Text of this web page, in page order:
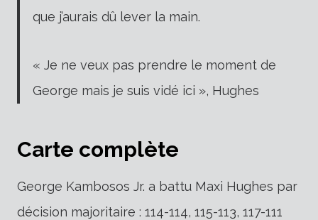
que j’aurais dû lever la main.
« Je ne veux pas prendre le moment de
George mais je suis vidé ici », Hughes
Carte complète
George Kambosos Jr. a battu Maxi Hughes par
décision majoritaire : 114-114, 115-113, 117-111